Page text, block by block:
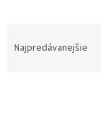
Najpredávanejšie